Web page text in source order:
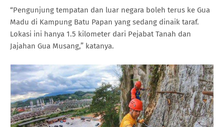
“Pengunjung tempatan dan luar negara boleh terus ke Gua
Madu di Kampung Batu Papan yang sedang dinaik taraf.
Lokasi ini hanya 1.5 kilometer dari Pejabat Tanah dan
Jajahan Gua Musang,” katanya.